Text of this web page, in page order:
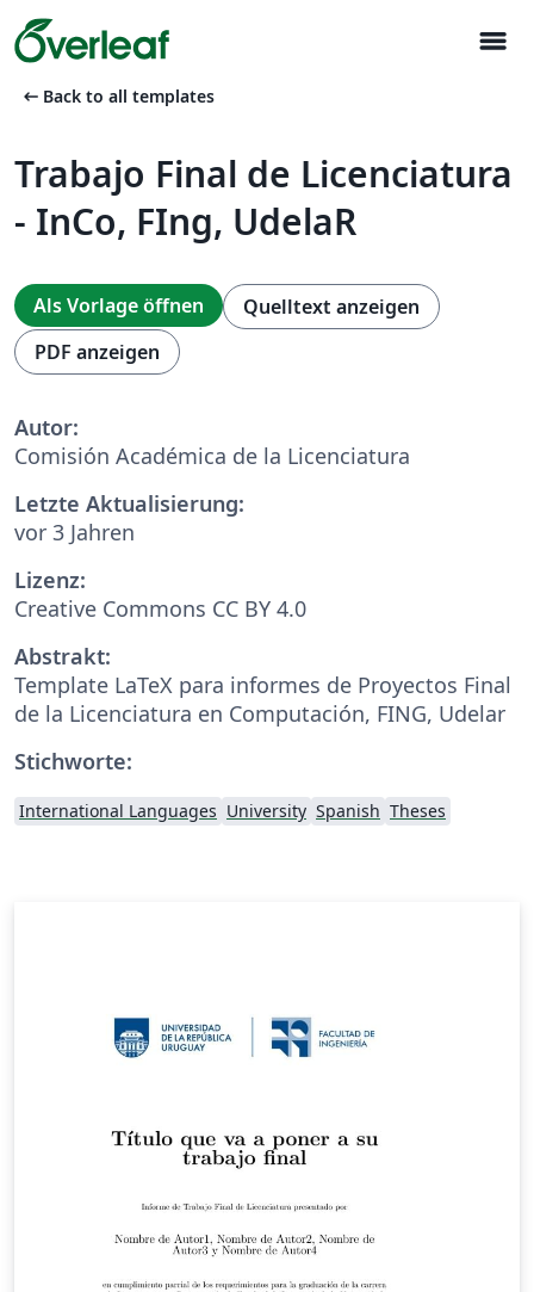
menu
arrow_left_alt Back to all templates
Trabajo Final de Licenciatura
- InCo, FIng, UdelaR
Als Vorlage öffnen
Quelltext anzeigen
PDF anzeigen
Autor:
Comisión Académica de la Licenciatura
Letzte Aktualisierung:
vor 3 Jahren
Lizenz:
Creative Commons CC BY 4.0
Abstrakt:
Template LaTeX para informes de Proyectos Final
de la Licenciatura en Computación, FING, Udelar
Stichworte:
International Languages University Spanish Theses